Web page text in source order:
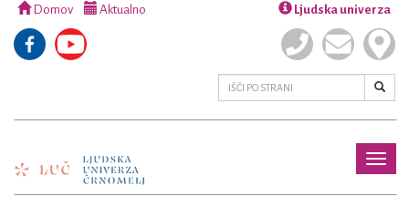
Domov Aktualno Ljudska univerza